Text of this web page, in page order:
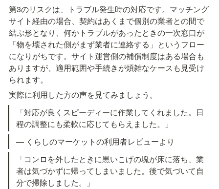
第3のリスクは、トラブル発生時の対応です。マッチング
サイト経由の場合、契約はあくまで個別の業者との間で
結ぶ形となり、何かトラブルがあったときの一次窓口が
「物を壊された側がまず業者に連絡する」というフロー
になりがちです。サイト運営側の補償制度はある場合も
ありますが、適用範囲や手続きが煩雑なケースも見受け
られます。
実際に利用した方の声を見てみましょう。
「対応が良くスピーディーに作業してくれました。日
程の調整にも柔軟に応じてもらえました。」
— くらしのマーケットの利用者レビューより
「コンロを外したときに黒いこげの塊が床に落ち、業
者は気づかずに帰ってしまいました。後で気づいて自
分で掃除しました。」